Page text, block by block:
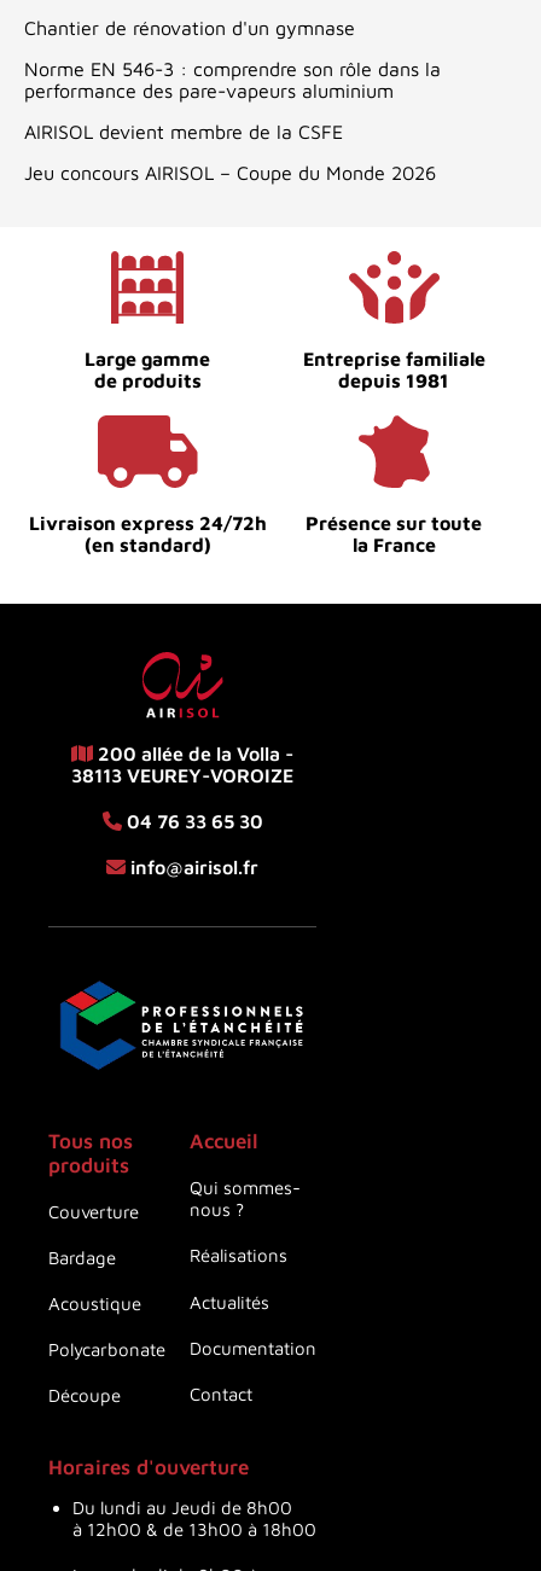
Chantier de rénovation d'un gymnase
Norme EN 546-3 : comprendre son rôle dans la
performance des pare-vapeurs aluminium
AIRISOL devient membre de la CSFE
Jeu concours AIRISOL – Coupe du Monde 2026
Large gamme
de produits
Entreprise familiale
depuis 1981
Livraison express 24/72h
(en standard)
Présence sur toute
la France
200 allée de la Volla -
38113 VEUREY-VOROIZE
04 76 33 65 30
info@airisol.fr
Tous nos
produits
Couverture
Bardage
Acoustique
Polycarbonate
Découpe
Accueil
Qui sommes-
nous ?
Réalisations
Actualités
Documentation
Contact
Horaires d'ouverture
Du lundi au Jeudi de 8h00
à 12h00 & de 13h00 à 18h00